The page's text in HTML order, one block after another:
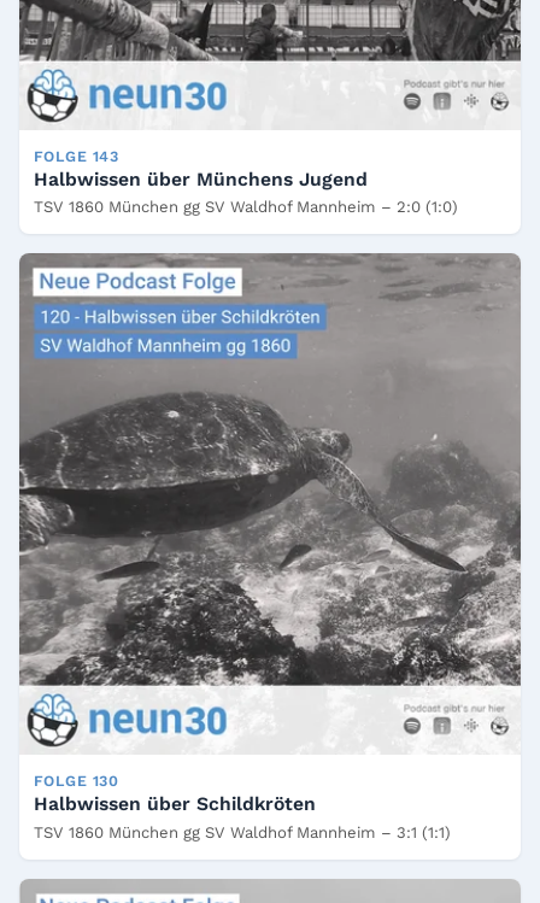
FOLGE 143
Halbwissen über Münchens Jugend
TSV 1860 München gg SV Waldhof Mannheim – 2:0 (1:0)
FOLGE 130
Halbwissen über Schildkröten
TSV 1860 München gg SV Waldhof Mannheim – 3:1 (1:1)